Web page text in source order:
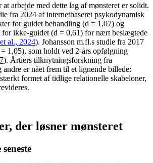
arbejde med dette lag af mønsteret er solidt.
fra 2024 af internetbaseret psykodynamisk
for guidet behandling (d = 1,07) og
for ikke-guidet (d = 0,61) for nært beslægtede
al., 2024). Johansson m.fl.s studie fra 2017
1,05), som holdt ved 2-års opfølgning
). Årtiers tilknytningsforskning fra
er nået frem til et lignende billede:
formet af tidlige relationelle skabeloner,
der løsner mønsteret